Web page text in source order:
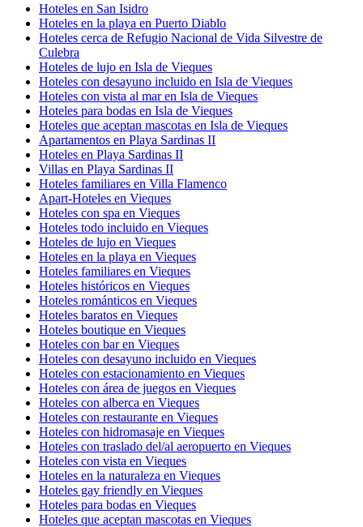
Hoteles en San Isidro
Hoteles en la playa en Puerto Diablo
Hoteles cerca de Refugio Nacional de Vida Silvestre de
Culebra
Hoteles de lujo en Isla de Vieques
Hoteles con desayuno incluido en Isla de Vieques
Hoteles con vista al mar en Isla de Vieques
Hoteles para bodas en Isla de Vieques
Hoteles que aceptan mascotas en Isla de Vieques
Apartamentos en Playa Sardinas II
Hoteles en Playa Sardinas II
Villas en Playa Sardinas II
Hoteles familiares en Villa Flamenco
Apart-Hoteles en Vieques
Hoteles con spa en Vieques
Hoteles todo incluido en Vieques
Hoteles de lujo en Vieques
Hoteles en la playa en Vieques
Hoteles familiares en Vieques
Hoteles históricos en Vieques
Hoteles románticos en Vieques
Hoteles baratos en Vieques
Hoteles boutique en Vieques
Hoteles con bar en Vieques
Hoteles con desayuno incluido en Vieques
Hoteles con estacionamiento en Vieques
Hoteles con área de juegos en Vieques
Hoteles con alberca en Vieques
Hoteles con restaurante en Vieques
Hoteles con hidromasaje en Vieques
Hoteles con traslado del/al aeropuerto en Vieques
Hoteles con vista en Vieques
Hoteles en la naturaleza en Vieques
Hoteles gay friendly en Vieques
Hoteles para bodas en Vieques
Hoteles que aceptan mascotas en Vieques